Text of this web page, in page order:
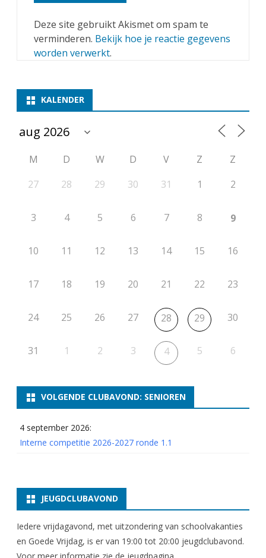
Deze site gebruikt Akismet om spam te
verminderen. Bekijk hoe je reactie gegevens
worden verwerkt.
KALENDER
M D W D V Z
Z
27
28 29 30 31 1 2
3 4 5 6 7 8 9
10 11 12 13 14 15 16
17 18 19 20 21 22 23
24 25 26 27 28 29 30
31 1 2 3 4 5 6
VOLGENDE CLUBAVOND: SENIOREN
4 september 2026:
Interne competitie 2026-2027 ronde 1.1
JEUGDCLUBAVOND
Iedere vrijdagavond, met uitzondering van schoolvakanties
en Goede Vrijdag, is er van 19:00 tot 20:00 jeugdclubavond.